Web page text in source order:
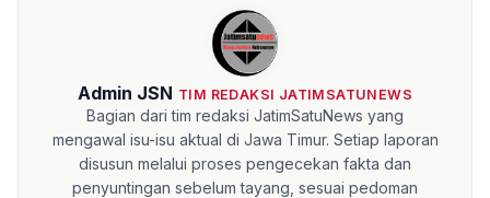
Admin JSN TIM REDAKSI JATIMSATUNEWS
Bagian dari tim redaksi JatimSatuNews yang
mengawal isu-isu aktual di Jawa Timur. Setiap laporan
disusun melalui proses pengecekan fakta dan
penyuntingan sebelum tayang, sesuai pedoman